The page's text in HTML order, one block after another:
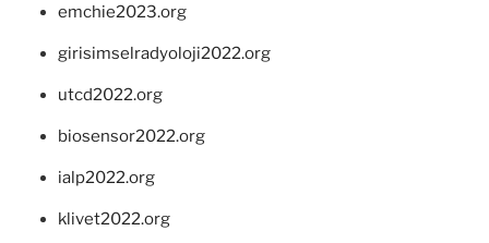
emchie2023.org
girisimselradyoloji2022.org
utcd2022.org
biosensor2022.org
ialp2022.org
klivet2022.org